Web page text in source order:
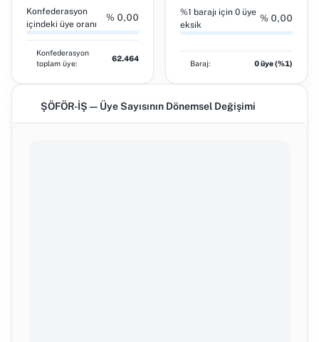
Konfederasyon
içindeki üye oranı
% 0,00
Konfederasyon
toplam üye:
62.464
%1 barajı için 0 üye
eksik
% 0,00
Baraj: 0 üye (%1)
ŞÖFÖR-İŞ — Üye Sayısının Dönemsel Değişimi